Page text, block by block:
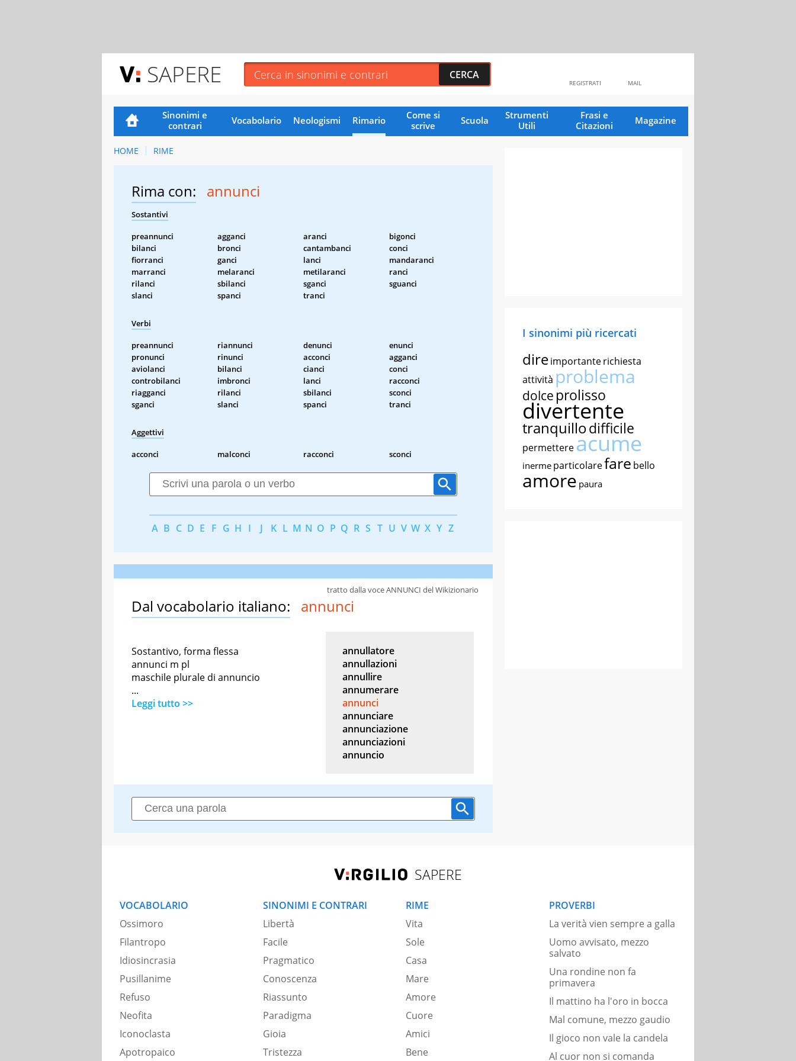
SAPERE MAIL
REGISTRATI
Sinonimi e
contrari
Vocabolario Neologismi Rimario
Come si
scrive
Scuola
Strumenti
Utili
Frasi e
Citazioni
Magazine
HOME RIME
Rima con: annunci
Sostantivi
preannunci agganci aranci
bigonci
bilanci
bronci cantambanci
conci
fiorranci
ganci lanci
mandaranci
marranci
melaranci metilaranci
ranci
rilanci
sbilanci sganci
sguanci
slanci
spanci tranci
Verbi
preannunci riannunci denunci
enunci
pronunci
rinunci acconci
agganci
aviolanci
bilanci cianci
conci
controbilanci
imbronci lanci
racconci
riagganci
rilanci sbilanci
sconci
sganci
slanci spanci tranci
Aggettivi
acconci malconci racconci sconci
A B C D E F G H I J K L M N O P Q R S T U V W X Y Z
Dal vocabolario italiano: annunci
tratto dalla voce ANNUNCI del Wikizionario
Sostantivo, forma flessa
annunci m pl
maschile plurale di annuncio
...
Leggi tutto >>
annullatore
annullazioni
annullire
annumerare
annunci
annunciare
annunciazione
annunciazioni
annuncio
I sinonimi più ricercati
direimportanterichiesta
attività problema
dolce prolisso
divertente
tranquillodifficile
permettereacume
inerme particolarefare bello
amore paura
SAPERE
VOCABOLARIO
Ossimoro
Filantropo
Idiosincrasia
Pusillanime
Refuso
Neofita
Iconoclasta
Apotropaico
SINONIMI E CONTRARI
Libertà
Facile
Pragmatico
Conoscenza
Riassunto
Paradigma
Gioia
Tristezza
RIME
Vita
Sole
Casa
Mare
Amore
Cuore
Amici
Bene
PROVERBI
La verità vien sempre a galla
Uomo avvisato, mezzo
salvato
Una rondine non fa
primavera
Il mattino ha l'oro in bocca
Mal comune, mezzo gaudio
Il gioco non vale la candela
Al cuor non si comanda